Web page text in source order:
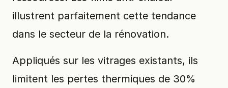
illustrent parfaitement cette tendance
dans le secteur de la rénovation.
Appliqués sur les vitrages existants, ils
limitent les pertes thermiques de 30%